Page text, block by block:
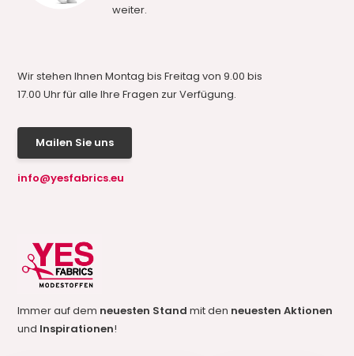
weiter.
Wir stehen Ihnen Montag bis Freitag von 9.00 bis
17.00 Uhr für alle Ihre Fragen zur Verfügung.
Mailen Sie uns
info@yesfabrics.eu
Immer auf dem neuesten Standmit den neuesten Aktionen
und Inspirationen!